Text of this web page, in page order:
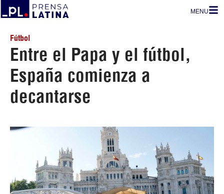
MENU
Fútbol
Entre el Papa y el fútbol,
España comienza a
decantarse